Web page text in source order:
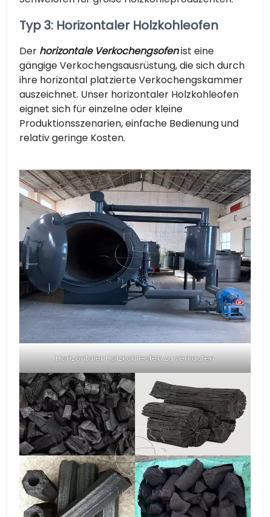
Typ 3: Horizontaler Holzkohleofen
Der horizontale Verkochengsofenist eine
gängige Verkochengsausrüstung, die sich durch
ihre horizontal platzierte Verkochengskammer
auszeichnet. Unser horizontaler Holzkohleofen
eignet sich für einzelne oder kleine
Produktionsszenarien, einfache Bedienung und
relativ geringe Kosten.
Horizontaler Holzkohleofen zu verkaufen